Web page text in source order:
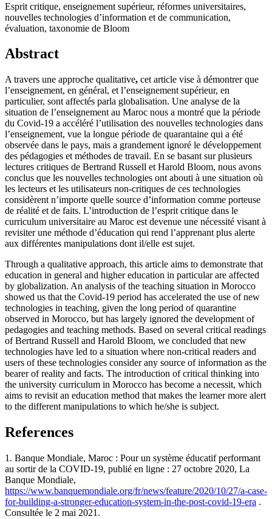
Esprit critique, enseignement supérieur, réformes universitaires,
nouvelles technologies d’information et de communication,
évaluation, taxonomie de Bloom
Abstract
A travers une approche qualitative, cet article vise à démontrer que
l’enseignement, en général, et l’enseignement supérieur, en
particulier, sont affectés parla globalisation. Une analyse de la
situation de l’enseignement au Maroc nous a montré que la période
du Covid-19 a accéléré l’utilisation des nouvelles technologies dans
l’enseignement, vue la longue période de quarantaine qui a été
observée dans le pays, mais a grandement ignoré le développement
des pédagogies et méthodes de travail. En se basant sur plusieurs
lectures critiques de Bertrand Russell et Harold Bloom, nous avons
conclus que les nouvelles technologies ont abouti à une situation où
les lecteurs et les utilisateurs non-critiques de ces technologies
considèrent n’importe quelle source d’information comme porteuse
de réalité et de faits. L’introduction de l’esprit critique dans le
curriculum universitaire au Maroc est devenue une nécessité visant à
revisiter une méthode d’éducation qui rend l’apprenant plus alerte
aux différentes manipulations dont il/elle est sujet.
Through a qualitative approach, this article aims to demonstrate that
education in general and higher education in particular are affected
by globalization. An analysis of the teaching situation in Morocco
showed us that the Covid-19 period has accelerated the use of new
technologies in teaching, given the long period of quarantine
observed in Morocco, but has largely ignored the development of
pedagogies and teaching methods. Based on several critical readings
of Bertrand Russell and Harold Bloom, we concluded that new
technologies have led to a situation where non-critical readers and
users of these technologies consider any source of information as the
bearer of reality and facts. The introduction of critical thinking into
the university curriculum in Morocco has become a necessit, which
aims to revisit an education method that makes the learner more alert
to the different manipulations to which he/she is subject.
References
1. Banque Mondiale, Maroc : Pour un système éducatif performant
au sortir de la COVID-19, publié en ligne : 27 octobre 2020, La
Banque Mondiale,
https://www.banquemondiale.org/fr/news/feature/2020/10/27/a-case-
for-building-a-stronger-education-system-in-the-post-covid-19-era .
Consultée le 2 mai 2021.